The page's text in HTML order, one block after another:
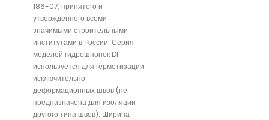
186-07, принятого и
утвержденного всеми
значимыми строительными
институтами в России. Серия
моделей гидрошпонок DI
используется для герметизации
исключительно
деформационных швов (не
предназначена для изоляции
другого типа швов). Ширина